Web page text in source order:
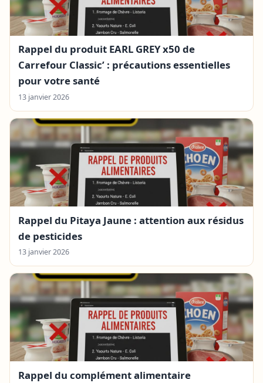
Rappel du produit EARL GREY x50 de
Carrefour Classic’ : précautions essentielles
pour votre santé
13 janvier 2026
Rappel du Pitaya Jaune : attention aux résidus
de pesticides
13 janvier 2026
Rappel du complément alimentaire